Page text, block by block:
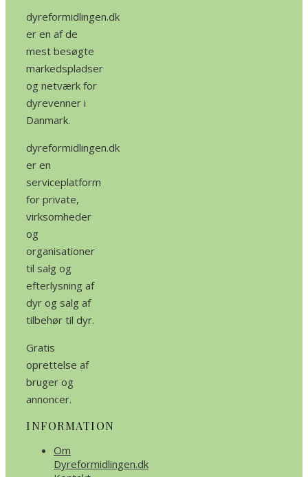
dyreformidlingen.dk
er en af de
mest besøgte
markedspladser
og netværk for
dyrevenner i
Danmark.
dyreformidlingen.dk
er en
serviceplatform
for private,
virksomheder
og
organisationer
til salg og
efterlysning af
dyr og salg af
tilbehør til dyr.
Gratis
oprettelse af
bruger og
annoncer.
INFORMATION
Om
Dyreformidlingen.dk